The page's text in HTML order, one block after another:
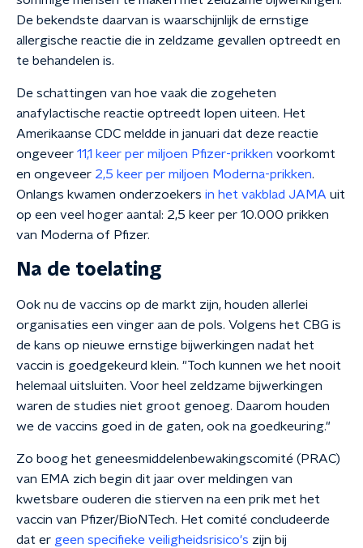
De bekendste daarvan is waarschijnlijk de ernstige
allergische reactie die in zeldzame gevallen optreedt en
te behandelen is.
De schattingen van hoe vaak die zogeheten
anafylactische reactie optreedt lopen uiteen. Het
Amerikaanse CDC meldde in januari dat deze reactie
ongeveer 11,1 keer per miljoen Pfizer-prikken voorkomt
en ongeveer 2,5 keer per miljoen Moderna-prikken.
Onlangs kwamen onderzoekers in het vakblad JAMA uit
op een veel hoger aantal: 2,5 keer per 10.000 prikken
van Moderna of Pfizer.
Na de toelating
Ook nu de vaccins op de markt zijn, houden allerlei
organisaties een vinger aan de pols. Volgens het CBG is
de kans op nieuwe ernstige bijwerkingen nadat het
vaccin is goedgekeurd klein. "Toch kunnen we het nooit
helemaal uitsluiten. Voor heel zeldzame bijwerkingen
waren de studies niet groot genoeg. Daarom houden
we de vaccins goed in de gaten, ook na goedkeuring."
Zo boog het geneesmiddelenbewakingscomité (PRAC)
van EMA zich begin dit jaar over meldingen van
kwetsbare ouderen die stierven na een prik met het
vaccin van Pfizer/BioNTech. Het comité concludeerde
dat er geen specifieke veiligheidsrisico's zijn bij